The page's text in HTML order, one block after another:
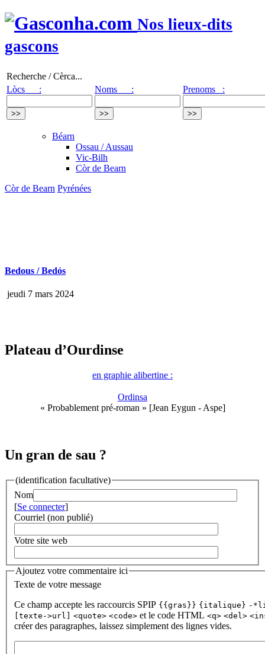
Nos lieux-dits
gascons
Recherche / Cèrca...
Lòcs :
Noms : Prenoms :
Béarn
Ossau / Aussau
Vic-Bilh
Còr de Bearn
Còr de Bearn Pyrénées
Bedous / Bedós
jeudi 7 mars 2024
Plateau d’Ourdinse
en graphie alibertine :
Ordinsa
« Probablement pré-roman » [Jean Eygun - Aspe]
Un gran de sau ?
(identification facultative)
Nom
[Se connecter]
Courriel (non publié)
Votre site web
Ajoutez votre commentaire ici
Texte de votre message
Ce champ accepte les raccourcis SPIP {{gras}} {italique} -
[texte->url]
<quote> <code> et le code HTML <q> <del>
créer des paragraphes, laissez simplement des lignes vides.